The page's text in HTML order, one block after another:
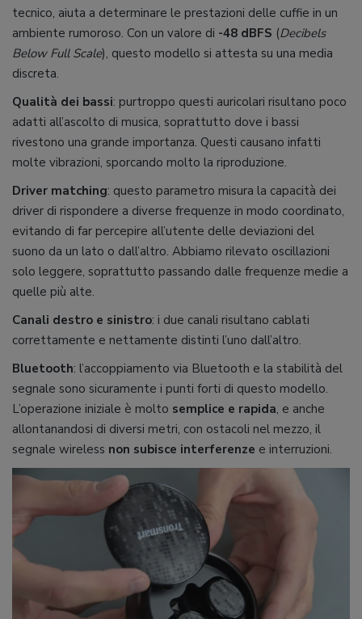
tecnico, aiuta a determinare le prestazioni delle cuffie in un
ambiente rumoroso. Con un valore di -48 dBFS (Decibels
Below Full Scale), questo modello si attesta su una media
discreta.
Qualità dei bassi: purtroppo questi auricolari risultano poco
adatti all’ascolto di musica, soprattutto dove i bassi
rivestono una grande importanza. Questi causano infatti
molte vibrazioni, sporcando molto la riproduzione.
Driver matching: questo parametro misura la capacità dei
driver di rispondere a diverse frequenze in modo coordinato,
evitando di far percepire all’utente delle deviazioni del
suono da un lato o dall’altro. Abbiamo rilevato oscillazioni
solo leggere, soprattutto passando dalle frequenze medie a
quelle più alte.
Canali destro e sinistro: i due canali risultano cablati
correttamente e nettamente distinti l’uno dall’altro.
Bluetooth: l’accoppiamento via Bluetooth e la stabilità del
segnale sono sicuramente i punti forti di questo modello.
L’operazione iniziale è molto semplice e rapida, e anche
allontanandosi di diversi metri, con ostacoli nel mezzo, il
segnale wireless non subisce interferenze e interruzioni.